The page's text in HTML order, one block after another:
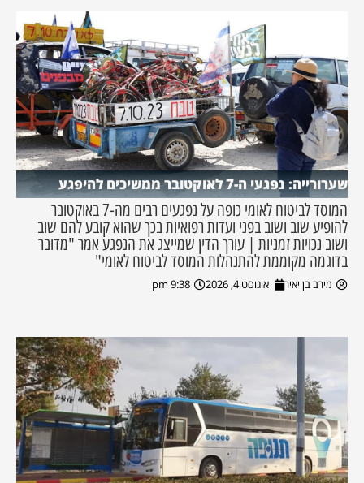
שערורייה: נפגעי ה-7 לאוקטובר ממשיכים להיפגע
המוסד לביטוח לאומי כופה על נפגעים רבים מה-7 באוקטובר
להופיע שוב ושוב בפני ועדות רפואיות בכך שהוא קובע להם שוב
ושוב נכויות זמניות | עורך הדין שמייצג את הנפגע אמר "מדובר
בדוגמה מקוממת להתנהלות המוסד לביטוח לאומי"
מירב בן יאיר אוגוסט 4, 2026 9:38 pm